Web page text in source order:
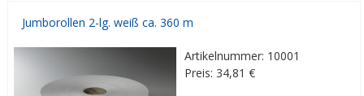
Jumborollen 2-lg. weiß ca. 360 m
Artikelnummer: 10001
Preis: 34,81 €